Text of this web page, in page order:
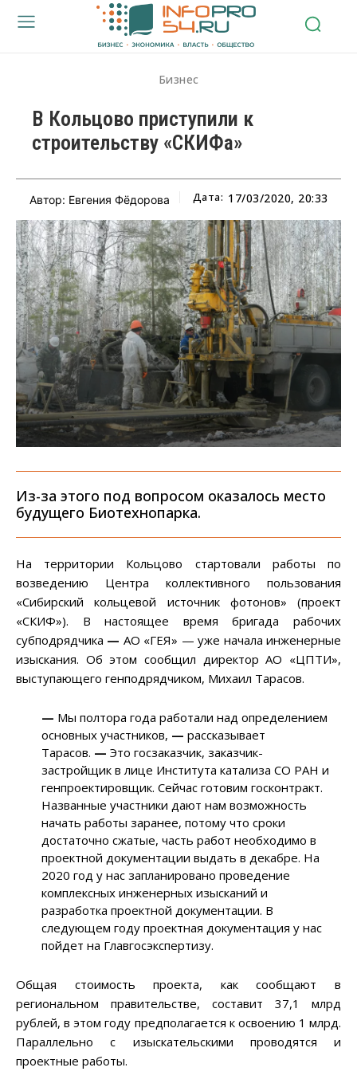
Бизнес
В Кольцово приступили к
строительству «СКИФа»
Автор: Евгения Фёдорова Дата: 17/03/2020, 20:33
Из-за этого под вопросом оказалось место
будущего Биотехнопарка.
На территории Кольцово стартовали работы по
возведению Центра коллективного пользования
«Сибирский кольцевой источник фотонов» (проект
«СКИФ»). В настоящее время бригада рабочих
субподрядчика — АО «ГЕЯ» — уже начала инженерные
изыскания. Об этом сообщил директор АО «ЦПТИ»,
выступающего генподрядчиком, Михаил Тарасов.
— Мы полтора года работали над определением
основных участников, — рассказывает
Тарасов. — Это госзаказчик, заказчик-
застройщик в лице Института катализа СО РАН и
генпроектировщик. Сейчас готовим госконтракт.
Названные участники дают нам возможность
начать работы заранее, потому что сроки
достаточно сжатые, часть работ необходимо в
проектной документации выдать в декабре. На
2020 год у нас запланировано проведение
комплексных инженерных изысканий и
разработка проектной документации. В
следующем году проектная документация у нас
пойдет на Главгосэкспертизу.
Общая стоимость проекта, как сообщают в
региональном правительстве, составит 37,1 млрд
рублей, в этом году предполагается к освоению 1 млрд.
Параллельно с изыскательскими проводятся и
проектные работы.